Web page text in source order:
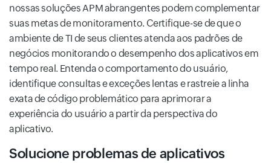
nossas soluções APM abrangentes podem complementar
suas metas de monitoramento. Certifique-se de que o
ambiente de TI de seus clientes atenda aos padrões de
negócios monitorando o desempenho dos aplicativos em
tempo real. Entenda o comportamento do usuário,
identifique consultas e exceções lentas e rastreie a linha
exata de código problemático para aprimorar a
experiência do usuário a partir da perspectiva do
aplicativo.
Solucione problemas de aplicativos